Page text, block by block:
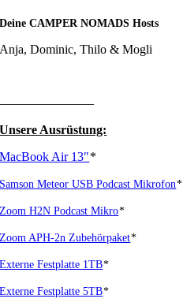
Deine CAMPER NOMADS Hosts
Anja, Dominic, Thilo & Mogli
———————–
Unsere Ausrüstung:
MacBook Air 13″*
Samson Meteor USB Podcast Mikrofon*
Zoom H2N Podcast Mikro*
Zoom APH-2n Zubehörpaket*
Externe Festplatte 1TB*
Externe Festplatte 5TB*